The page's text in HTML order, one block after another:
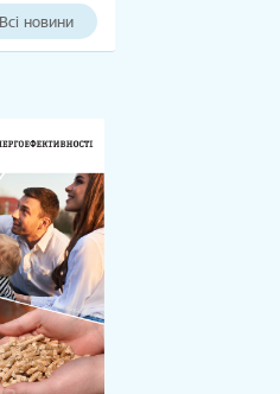
Всі новини